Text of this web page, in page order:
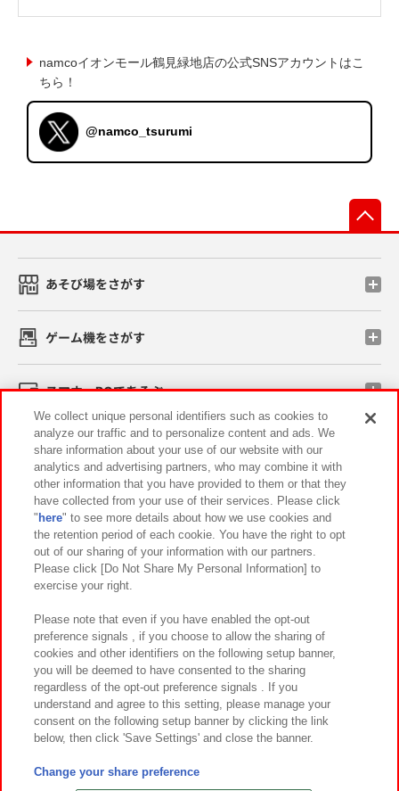
namcoイオンモール鶴見緑地店の公式SNSアカウントはこ
ちら！
@namco_tsurumi
あそび場をさがす
ゲーム機をさがす
スマホ・PCであそぶ
イベント・キャンペーン
関連会社 サステナビリティ サイトポリシー
プライバシーポリシー ウェブアクセシビリティ方針と検証結果
お取引先さまとともに
カスタマーハラスメント対応方針 よくあるご質問・お問い合わせ
©Bandai Namco Amusement Inc.
©Bandai Namco Amusement Lab Inc.
We collect unique personal identifiers such as cookies to
analyze our traffic and to personalize content and ads. We
share information about your use of our website with our
analytics and advertising partners, who may combine it with
other information that you have provided to them or that they
have collected from your use of their services. Please click
" here" to see more details about how we use cookies and
the retention period of each cookie. You have the right to opt
out of our sharing of your information with our partners.
Please click [Do Not Share My Personal Information] to
exercise your right.
Please note that even if you have enabled the opt-out
preference signals , if you choose to allow the sharing of
cookies and other identifiers on the following setup banner,
you will be deemed to have consented to the sharing
regardless of the opt-out preference signals . If you
understand and agree to this setting, please manage your
consent on the following setup banner by clicking the link
below, then click 'Save Settings' and close the banner.
Change your share preference